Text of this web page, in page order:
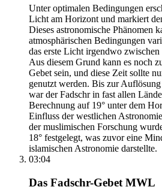
Unter optimalen Bedingungen
Licht am Horizont und markiert
Dieses astronomische Phänomen
atmosphärischen Bedingungen
das erste Licht irgendwo zwischen
Aus diesem Grund kann es noch
Gebet sein, und diese Zeit sollte
genutzt werden. Bis zur
war der Fadschr in fast allen
Berechnung auf 19° unter dem
Einfluss der westlichen
der muslimischen Forschung
18° festgelegt, was zuvor eine
islamischen Astronomie darstellte.
03:04
Das Fadschr-Gebet MWL